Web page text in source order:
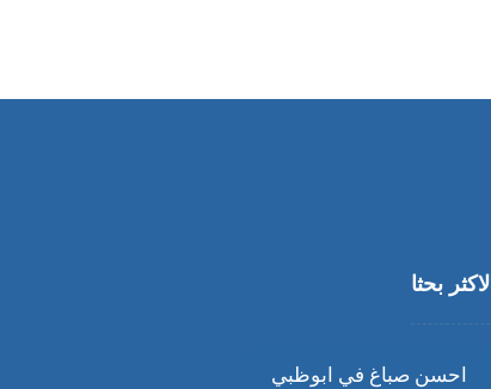
الاكثر بحثا
احسن صباغ في ابوظبي